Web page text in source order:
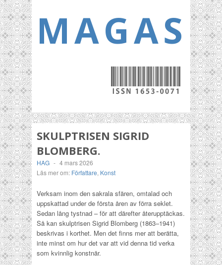
SKULPTRISEN SIGRID
BLOMBERG.
HAG - 4 mars 2026
Läs mer om: Författare, Konst
Verksam inom den sakrala sfären, omtalad och
uppskattad under de första åren av förra seklet.
Sedan lång tystnad – för att därefter återupptäckas.
Så kan skulptrisen Sigrid Blomberg (1863–1941)
beskrivas i korthet. Men det finns mer att berätta,
inte minst om hur det var att vid denna tid verka
som kvinnlig konstnär.